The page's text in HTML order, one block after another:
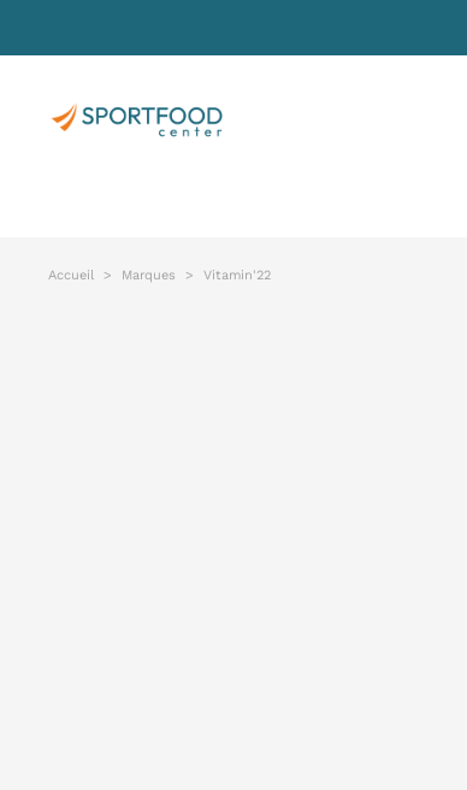
Accueil Marques Vitamin'22